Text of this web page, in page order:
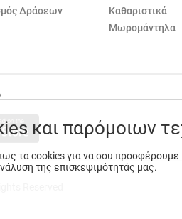
Δράσεων
Καθαριστικά
Μωρομάντηλα
και παρόμοιων
τα cookies για να σου
της επισκεψιμότητάς μας.